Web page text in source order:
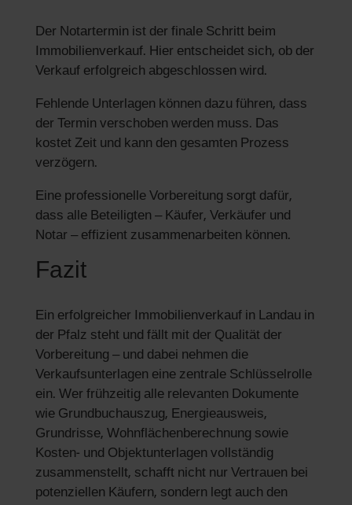
Der Notartermin ist der finale Schritt beim
Immobilienverkauf. Hier entscheidet sich, ob der
Verkauf erfolgreich abgeschlossen wird.
Fehlende Unterlagen können dazu führen, dass
der Termin verschoben werden muss. Das
kostet Zeit und kann den gesamten Prozess
verzögern.
Eine professionelle Vorbereitung sorgt dafür,
dass alle Beteiligten – Käufer, Verkäufer und
Notar – effizient zusammenarbeiten können.
Fazit
Ein erfolgreicher Immobilienverkauf in Landau in
der Pfalz steht und fällt mit der Qualität der
Vorbereitung – und dabei nehmen die
Verkaufsunterlagen eine zentrale Schlüsselrolle
ein. Wer frühzeitig alle relevanten Dokumente
wie Grundbuchauszug, Energieausweis,
Grundrisse, Wohnflächenberechnung sowie
Kosten- und Objektunterlagen vollständig
zusammenstellt, schafft nicht nur Vertrauen bei
potenziellen Käufern, sondern legt auch den